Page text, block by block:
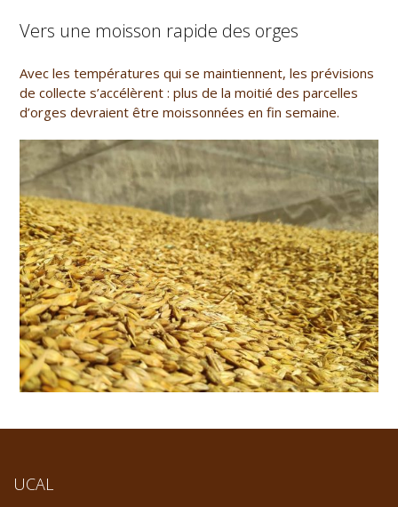
Vers une moisson rapide des orges
Avec les températures qui se maintiennent, les prévisions
de collecte s’accélèrent : plus de la moitié des parcelles
d’orges devraient être moissonnées en fin semaine.
UCAL